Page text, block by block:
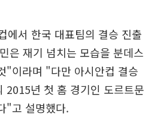
에서 한국 대표팀의 결승 진출
은 재기 넘치는 모습을 분데스
"이라며 "다만 아시안컵 결승
2015년 첫 홈 경기인 도르트문
"고 설명했다.